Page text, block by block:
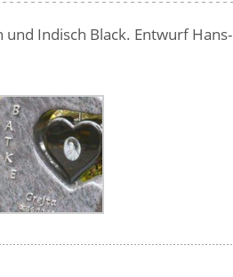
Indisch Black. Entwurf Hans-